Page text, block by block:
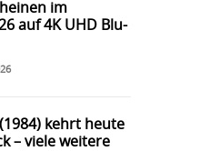
im
auf 4K UHD Blu-
kehrt heute
– viele weitere